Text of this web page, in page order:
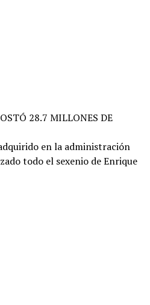
28.7 MILLONES DE
en la administración
todo el sexenio de Enrique